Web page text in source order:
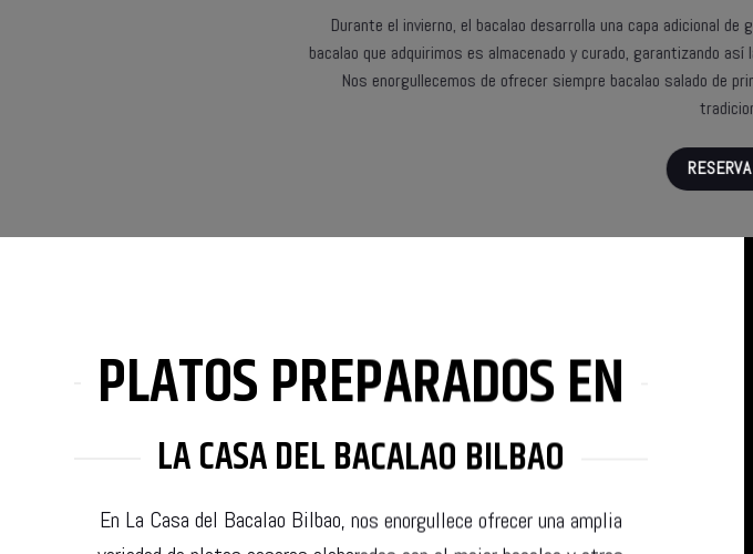
Durante el invierno, el bacalao desarrolla una capa adicional
bacalao que adquirimos es almacenado y curado, garantizando
Nos enorgullecemos de ofrecer siempre bacalao salado de
PLATOS PREPARADOS EN
LA CASA DEL BACALAO BILBAO
En La Casa del Bacalao Bilbao, nos enorgullece ofrecer una amplia